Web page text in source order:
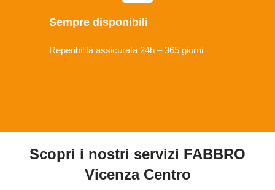
Sempre disponibili
Reperibilità assicurata 24h – 365 giorni
Scopri i nostri servizi FABBRO
Vicenza Centro